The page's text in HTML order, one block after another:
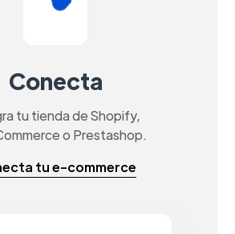
Conecta
tu tienda de Shopify,
o Prestashop.
tu e-commerce